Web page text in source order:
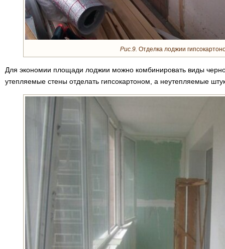
Рис.9. Отделка лоджии
Для экономии площади лоджии можно комбинировать виды
утепляемые стены отделать гипсокартоном, а неутепляемые